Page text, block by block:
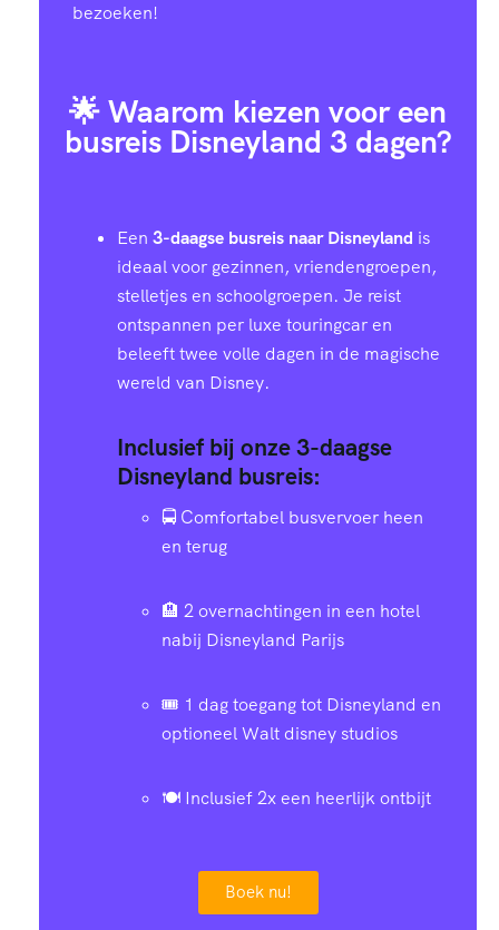
bezoeken!
🌟 Waarom kiezen voor een
busreis Disneyland 3 dagen?
Een 3-daagse busreis naar Disneyland is
ideaal voor gezinnen, vriendengroepen,
stelletjes en schoolgroepen. Je reist
ontspannen per luxe touringcar en
beleeft twee volle dagen in de magische
wereld van Disney.
Inclusief bij onze 3-daagse
Disneyland busreis:
🚍 Comfortabel busvervoer heen
en terug
🏨 2 overnachtingen in een hotel
nabij Disneyland Parijs
🎟️ 1 dag toegang tot Disneyland en
optioneel Walt disney studios
🍽️ Inclusief 2x een heerlijk ontbijt
Boek nu!